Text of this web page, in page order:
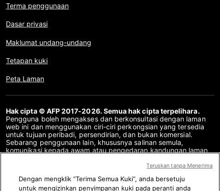
Terma penggunaan
Dasar privasi
Maklumat undang-undang
Tetapan kuki
Peta Laman
Hak cipta © AFP 2017-2026. Semua hak cipta terpelihara.
Pengguna boleh mengakses dan berkonsultasi dengan laman
web ini dan menggunakan ciri-ciri perkongsian yang tersedia
untuk tujuan peribadi, persendirian, dan bukan komersial.
Sebarang penggunaan lain, khususnya salinan semula,
komunikasi kepada awam atau pengedaran kandungan laman
sebarang tujuan lain dan/atau dengan cara lain, tanpa
adalah dilarang sama sekali. Perkara yang digambarkan atau
disertakan melalui pautan dalam kandungan Semakan Fakta
Dengan mengklik “Terima Semua Kuki”, anda bersetuju
untuk mengizinkan penyimpanan kuki pada peranti anda
Teruskan tanpa Menerima